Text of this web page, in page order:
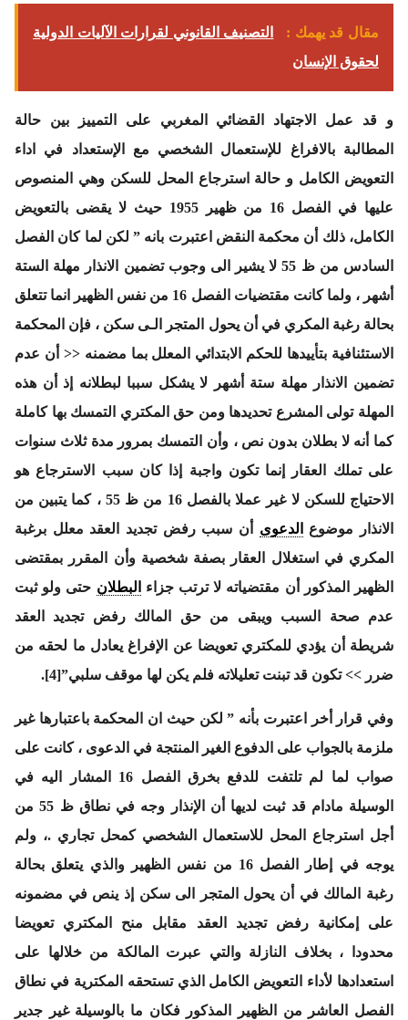
مقال قد يهمك :
التصنيف القانوني لقرارات الآليات الدولية
لحقوق الإنسان
و قد عمل الاجتهاد القضائي المغربي على التمييز بين حالة
المطالبة بالافراغ للإستعمال الشخصي مع الإستعداد في اداء
التعويض الكامل و حالة استرجاع المحل للسكن وهي المنصوص
عليها في الفصل 16 من ظهير 1955 حيث لا يقضى بالتعويض
الكامل، ذلك أن محكمة النقض اعتبرت بانه ” لكن لما كان الفصل
السادس من ظ 55 لا يشير الى وجوب تضمين الانذار مهلة الستة
أشهر ، ولما كانت مقتضيات الفصل 16 من نفس الظهير انما تتعلق
بحالة رغبة المكري في أن يحول المتجر الـى سكن ، فإن المحكمة
الاستئنافية بتأييدها للحكم الابتدائي المعلل بما مضمنه << أن عدم
تضمين الانذار مهلة ستة أشهر لا يشكل سببا لبطلانه إذ أن هذه
المهلة تولى المشرع تحديدها ومن حق المكتري التمسك بها كاملة
كما أنه لا بطلان بدون نص ، وأن التمسك بمرور مدة ثلاث سنوات
على تملك العقار إنما تكون واجبة إذا كان سبب الاسترجاع هو
الاحتياج للسكن لا غير عملا بالفصل 16 من ظ 55 ، كما يتبين من
الانذار موضوع
الدعوى أن سبب رفض تجديد العقد معلل برغبة
المكري في استغلال العقار بصفة شخصية وأن المقرر بمقتضى
الظهير المذكور أن مقتضياته لا ترتب جزاء
البطلان حتى ولو ثبت
عدم صحة السبب ويبقى من حق المالك رفض تجديد العقد
شريطة أن يؤدي للمكتري تعويضا عن الإفراغ يعادل ما لحقه من
ضرر >> تكون قد تبنت تعليلاته فلم يكن لها موقف سلبي”[4].
وفي قرار أخر اعتبرت بأنه ” لكن حيث ان المحكمة باعتبارها غير
ملزمة بالجواب على الدفوع الغير المنتجة في الدعوى ، كانت على
صواب لما لم تلتفت للدفع بخرق الفصل 16 المشار اليه في
الوسيلة مادام قد ثبت لديها أن الإنذار وجه في نطاق ظ 55 من
أجل استرجاع المحل للاستعمال الشخصي كمحل تجاري .، ولم
يوجه في إطار الفصل 16 من نفس الظهير والذي يتعلق بحالة
رغبة المالك في أن يحول المتجر الى سكن إذ ينص في مضمونه
على إمكانية رفض تجديد العقد مقابل منح المكتري تعويضا
محدودا ، بخلاف النازلة والتي عبرت المالكة من خلالها على
استعدادها لأداء التعويض الكامل الذي تستحقه المكترية في نطاق
الفصل العاشر من الظهير المذكور فكان ما بالوسيلة غير جدير